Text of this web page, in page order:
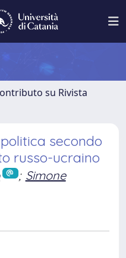
su Rivista
secondo
russo-ucraino
; Simone